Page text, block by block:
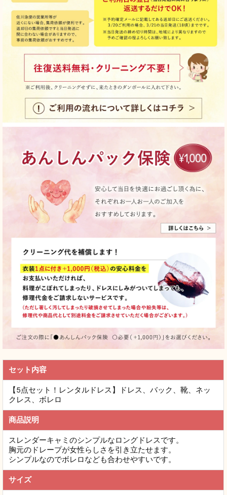
セット内容
【5点セット！レンタルドレス】ドレス、バック、靴、ネッ
クレス、ボレロ
商品説明
スレンダーキャミのシンプルなロングドレスです。
胸元のドレープが女性らしさを引き立たせます。
シンプルなのでボレロなども合わせやすいです。
サイズ